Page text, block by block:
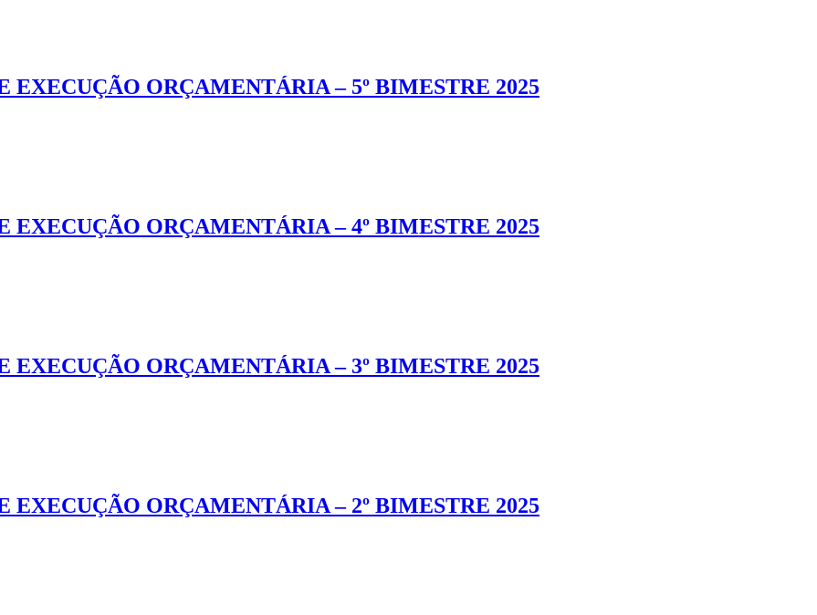
EXECUÇÃO ORÇAMENTÁRIA – 5º BIMESTRE 2025
EXECUÇÃO ORÇAMENTÁRIA – 4º BIMESTRE 2025
EXECUÇÃO ORÇAMENTÁRIA – 3º BIMESTRE 2025
EXECUÇÃO ORÇAMENTÁRIA – 2º BIMESTRE 2025